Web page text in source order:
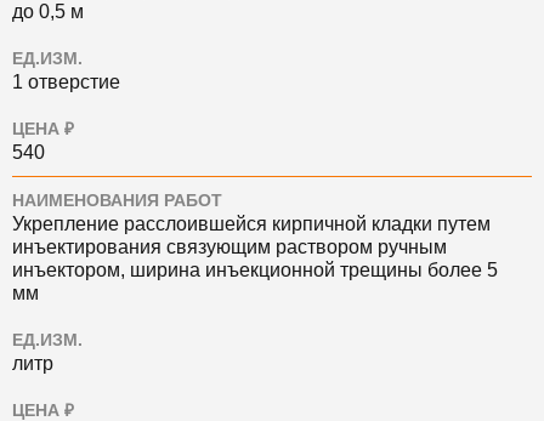
до 0,5 м
ЕД.ИЗМ.
1 отверстие
ЦЕНА ₽
540
НАИМЕНОВАНИЯ РАБОТ
Укрепление расслоившейся кирпичной кладки путем
инъектирования связующим раствором ручным
инъектором, ширина инъекционной трещины более 5
мм
ЕД.ИЗМ.
литр
ЦЕНА ₽